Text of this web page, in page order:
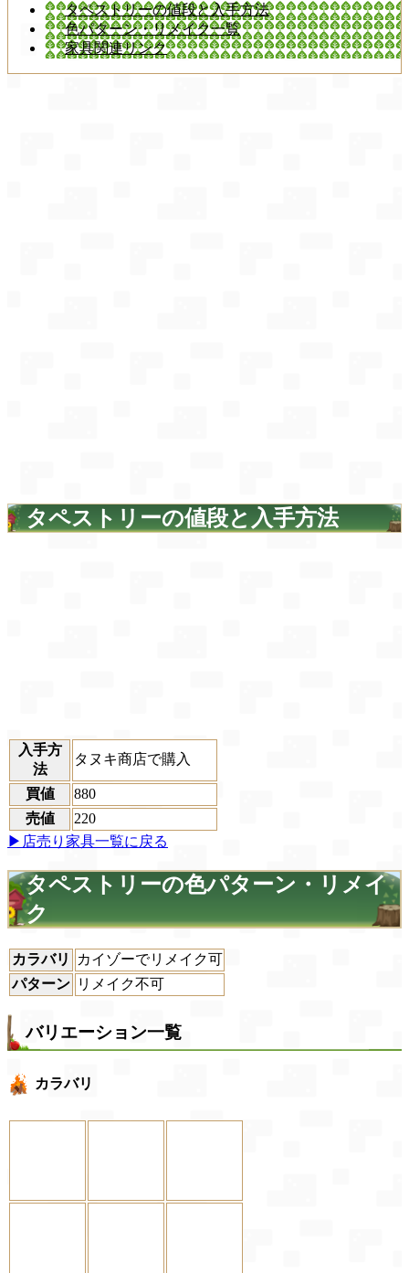
タペストリーの値段と入手方法
色パターン・リメイク一覧
家具関連リンク
タペストリーの値段と入手方法
入手方
法
タヌキ商店で購入
買値
880
売値
220
▶店売り家具一覧に戻る
タペストリーの色パターン・リメイ
ク
カラバリ
カイゾーでリメイク可
パターン リメイク不可
バリエーション一覧
カラバリ